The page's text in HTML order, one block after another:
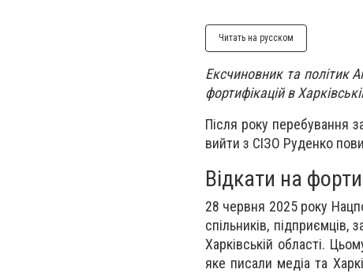
Читать на русском
Ексчиновник та політик
фортифікацій в
Після року перебування
вийти з СІЗО Руденко
Відкати на
28 червня 2025 року
спільників, підприємців,
Харківській області.
яке писали медіа та